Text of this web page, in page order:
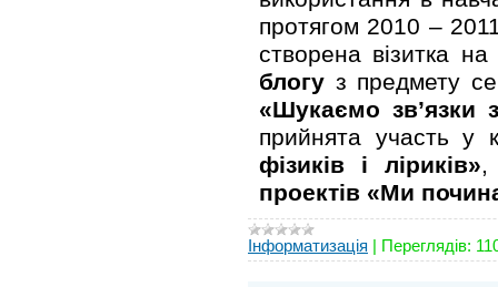
протягом 2010 –
створена візитка
блогу з предмету
«Шукаємо зв’язки
прийнята участь у
фізиків і ліриків»
проектів «Ми
Інформатизація Переглядів: